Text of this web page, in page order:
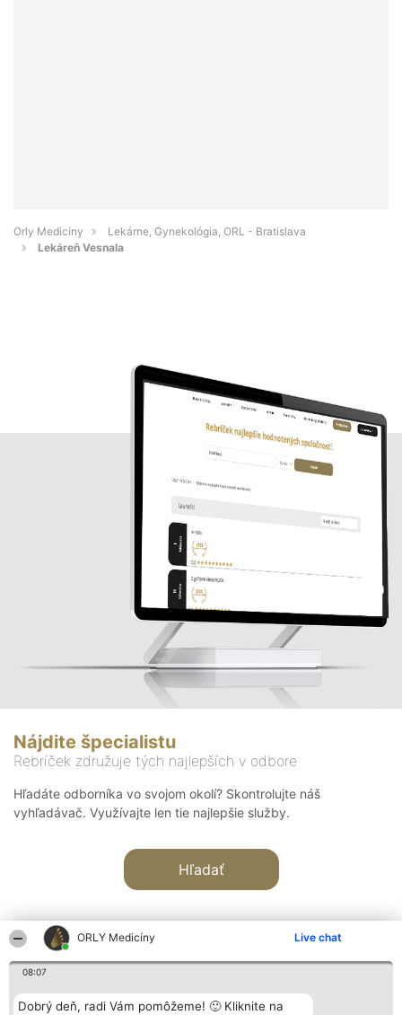
ORLY Medicíny Live chat
08:07
Dobrý deň, radi Vám pomôžeme! 🙂 Kliknite na
Orly Medicíny
Lekárne, Gynekológia, ORL - Bratislava
Lekáreň Vesnala
Nájdite špecialistu
Rebríček združuje tých najlepších v odbore
Hľadáte odborníka vo svojom okolí? Skontrolujte náš
vyhľadávač. Využívajte len tie najlepšie služby.
Hľadať
Organizátor hodnotenia Hodnotenie Kontakt